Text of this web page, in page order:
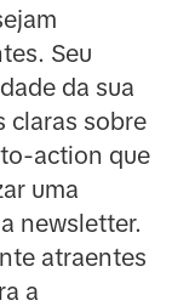
Seu
da sua
claras sobre
action que
uma
newsletter.
atraentes
a